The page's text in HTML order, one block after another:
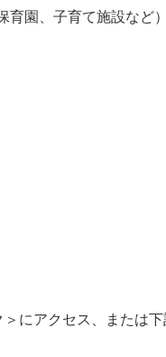
育園、子育て施設など）
＞にアクセス、または